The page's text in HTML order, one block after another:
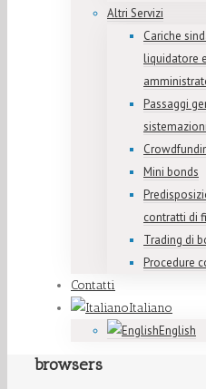
Altri Servizi
Cariche
liquidatore e
Passaggi
Mini bonds
contratti di
Trading di
Procedure
Contatti
Italiano
English
browsers